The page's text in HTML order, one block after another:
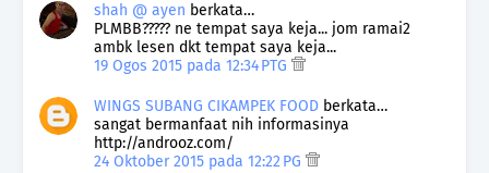
shah @ ayen berkata…
PLMBB????? ne tempat saya keja... jom ramai2
ambk lesen dkt tempat saya keja...
19 Ogos 2015 pada 12:34 PTG
WINGS SUBANG CIKAMPEK FOOD berkata…
sangat bermanfaat nih informasinya
http://androoz.com/
24 Oktober 2015 pada 12:22 PG